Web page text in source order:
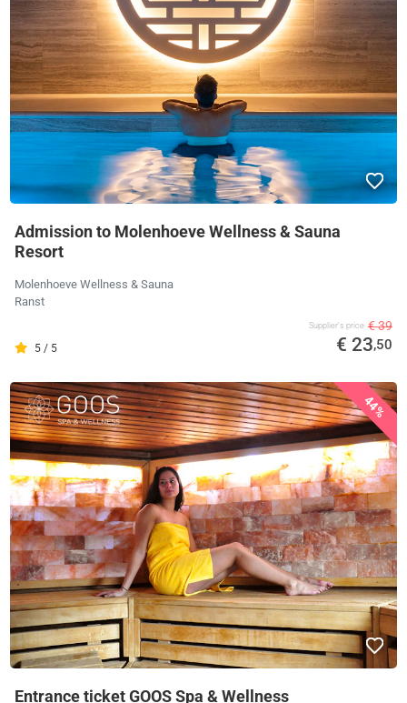
Admission to Molenhoeve Wellness & Sauna
Resort
Molenhoeve Wellness & Sauna
Ranst
5 / 5
Supplier's price € 39
€ 23,50
44%
Entrance ticket GOOS Spa & Wellness